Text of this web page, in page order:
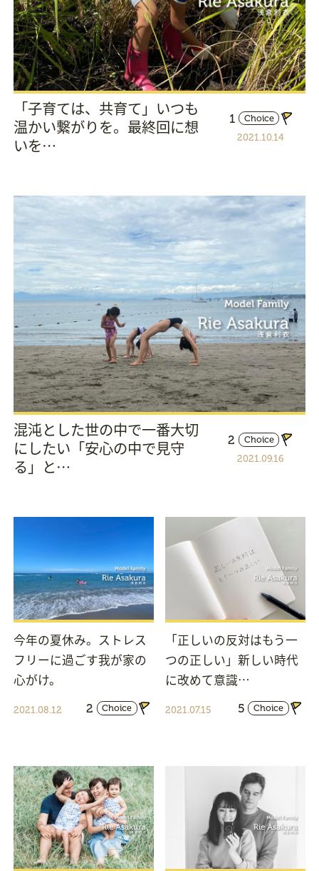
「子育ては、共育て」いつも
温かい繋がりを。最終回に想
いを…
1
Choice
2021.10.14
混沌とした世の中で一番大切
にしたい「安心の中で見守
る」と…
2
Choice
2021.09.16
今年の夏休み。ストレス
フリーに過ごす我が家の
心がけ。
2021.08.12 2 Choice
「正しいの反対はもう一
つの正しい」新しい時代
に改めて意識…
2021.07.15 5 Choice